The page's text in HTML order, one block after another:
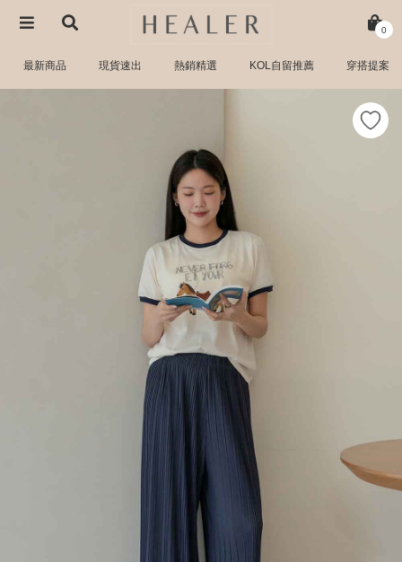
0
最新商品 現貨速出 熱銷精選 KOL自留推薦 穿搭提案